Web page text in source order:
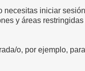
iniciar
y áreas
o, por ejemplo,